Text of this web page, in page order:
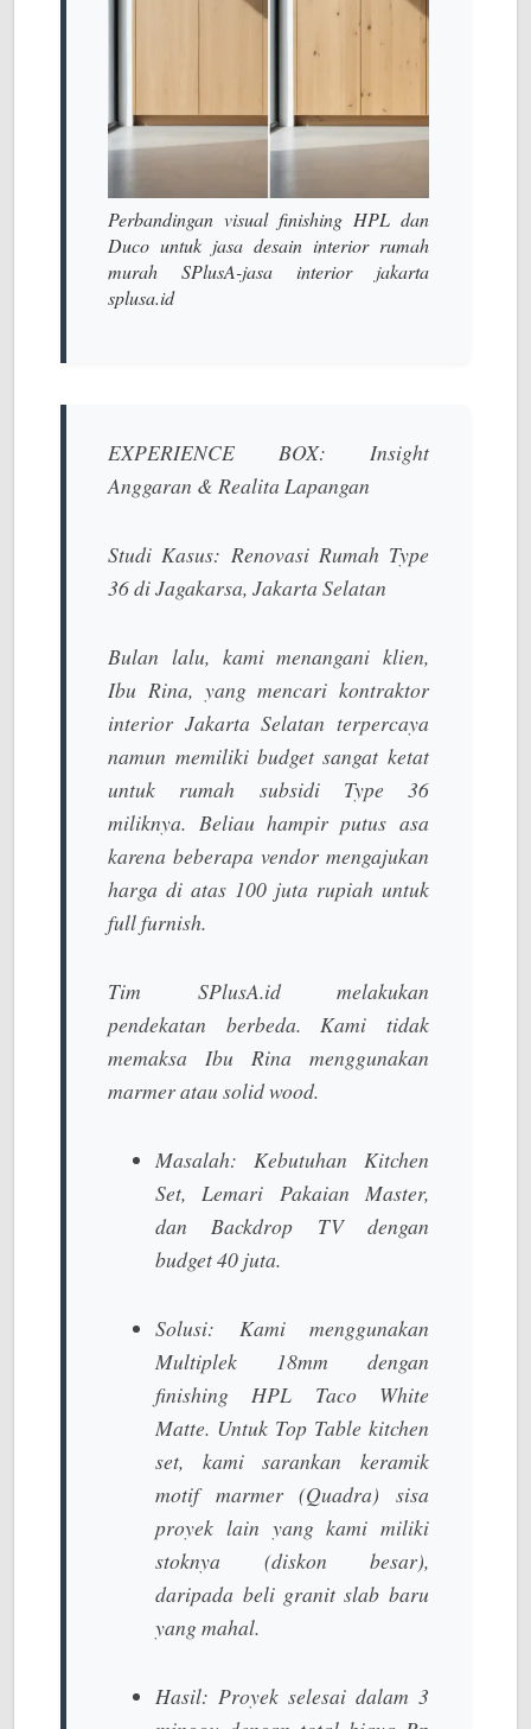
Perbandingan visual finishing HPL dan
Duco untuk jasa desain interior rumah
murah SPlusA-jasa interior jakarta
splusa.id
EXPERIENCE BOX: Insight
Anggaran & Realita Lapangan
Studi Kasus: Renovasi Rumah Type
36 di Jagakarsa, Jakarta Selatan
Bulan lalu, kami menangani klien,
Ibu Rina, yang mencari kontraktor
interior Jakarta Selatan terpercaya
namun memiliki budget sangat ketat
untuk rumah subsidi Type 36
miliknya. Beliau hampir putus asa
karena beberapa vendor mengajukan
harga di atas 100 juta rupiah untuk
full furnish.
Tim SPlusA.id melakukan
pendekatan berbeda. Kami tidak
memaksa Ibu Rina menggunakan
marmer atausolid wood.
Masalah: Kebutuhan Kitchen
Set, Lemari Pakaian Master,
dan Backdrop TV dengan
budget 40 juta.
Solusi: Kami menggunakan
Multiplek 18mm dengan
finishing HPL Taco White
Matte. Untuk Top Table kitchen
set, kami sarankan keramik
motif marmer (Quadra) sisa
proyek lain yang kami miliki
stoknya (diskon besar),
daripada beli granit slab baru
yang mahal.
Hasil: Proyek selesai dalam 3